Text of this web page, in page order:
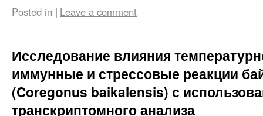
Posted in | Leave a comment
Исследование влияния
иммунные и стрессовые реакции
(Coregonus baikalensis) с
транскриптомного анализа